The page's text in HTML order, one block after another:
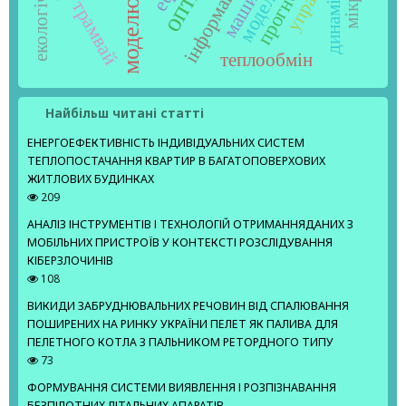
модель
трамвай теплообмін
динаміка
Найбільш читані статті
ЕНЕРГОЕФЕКТИВНІСТЬ ІНДИВІДУАЛЬНИХ СИСТЕМ
ТЕПЛОПОСТАЧАННЯ КВАРТИР В БАГАТОПОВЕРХОВИХ
ЖИТЛОВИХ БУДИНКАХ
209
АНАЛІЗ ІНСТРУМЕНТІВ І ТЕХНОЛОГІЙ ОТРИМАННЯДАНИХ З
МОБІЛЬНИХ ПРИСТРОЇВ У КОНТЕКСТІ РОЗСЛІДУВАННЯ
КІБЕРЗЛОЧИНІВ
108
ВИКИДИ ЗАБРУДНЮВАЛЬНИХ РЕЧОВИН ВІД СПАЛЮВАННЯ
ПОШИРЕНИХ НА РИНКУ УКРАЇНИ ПЕЛЕТ ЯК ПАЛИВА ДЛЯ
ПЕЛЕТНОГО КОТЛА З ПАЛЬНИКОМ РЕТОРДНОГО ТИПУ
73
ФОРМУВАННЯ СИСТЕМИ ВИЯВЛЕННЯ І РОЗПІЗНАВАННЯ